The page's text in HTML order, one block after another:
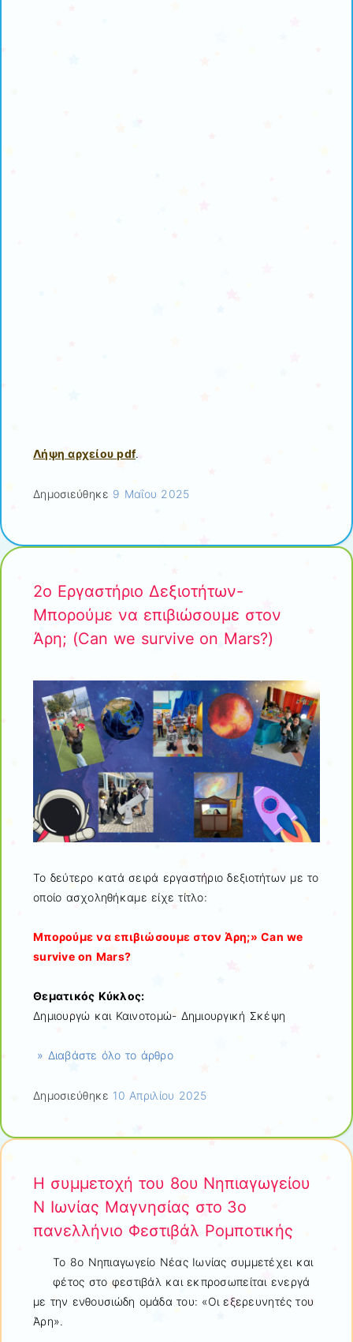
Λήψη αρχείου pdf.
Δημοσιεύθηκε 9 Μαΐου 2025
2o Εργαστήριο Δεξιοτήτων-
Μπορούμε να επιβιώσουμε στον
Άρη; (Can we survive on Mars?)
Το δεύτερο κατά σειρά εργαστήριο δεξιοτήτων με το
οποίο ασχοληθήκαμε είχε τίτλο:
Μπορούμε να επιβιώσουμε στον Άρη;» Can we
survive on Mars?
Θεματικός Κύκλος:
Δημιουργώ και Καινοτομώ- Δημιουργική Σκέψη
» Διαβάστε όλο το άρθρο
Δημοσιεύθηκε 10 Απριλίου 2025
Η συμμετοχή του 8ου Νηπιαγωγείου
Ν Ιωνίας Μαγνησίας στο 3ο
πανελλήνιο Φεστιβάλ Ρομποτικής
Το 8ο Νηπιαγωγείο Νέας Ιωνίας συμμετέχει και
φέτος στο φεστιβάλ και εκπροσωπείται ενεργά
με την ενθουσιώδη ομάδα του: «Οι εξερευνητές του
Άρη».